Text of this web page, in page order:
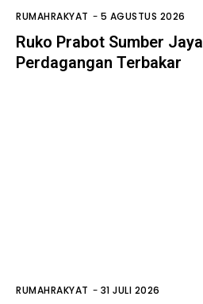
RUMAHRAKYAT - 5 AGUSTUS 2026
Ruko Prabot Sumber Jaya
Perdagangan Terbakar
RUMAHRAKYAT - 31 JULI 2026